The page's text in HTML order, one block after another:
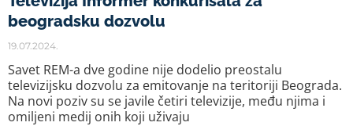
beogradsku dozvolu
19.07.2024.
Savet REM-a dve godine nije dodelio preostalu
televizijsku dozvolu za emitovanje na teritoriji Beograda.
Na novi poziv su se javile četiri televizije, među njima i
omiljeni medij onih koji uživaju